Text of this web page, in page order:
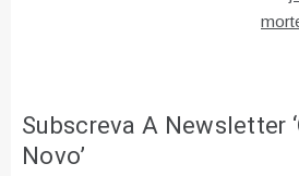
Subscreva A Newsletter
Novo’